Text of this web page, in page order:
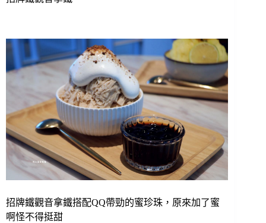
招牌鐵觀音拿鐵搭配QQ帶勁的蜜珍珠，原來加了蜜
啊怪不得挺甜